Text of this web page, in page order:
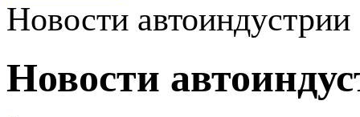
Новости автоиндустрии
Новости